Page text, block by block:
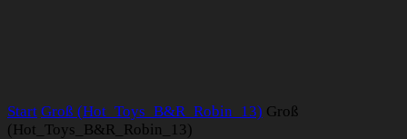
Start Groß (Hot_Toys_B&R_Robin_13) Groß
(Hot_Toys_B&R_Robin_13)